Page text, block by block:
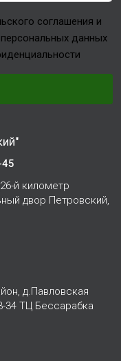
соглашения и
данных
й километр
двор Петровский,
д.Павловская
34 ТЦ Бессарабка